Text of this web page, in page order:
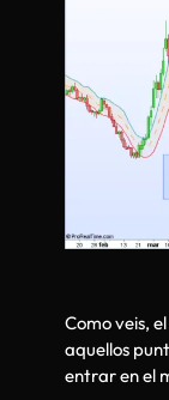
Como veis,
aquellos
entrar en el